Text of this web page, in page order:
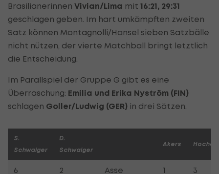
Brasilianerinnen Vivian/Lima mit 16:21, 29:31
geschlagen geben. Im hart umkämpften zweiten
Satz können Montagnolli/Hansel sieben Satzbälle
nicht nützen, der vierte Matchball bringt letztlich
die Entscheidung.
Im Parallspiel der Gruppe G gibt es eine
Überraschung: Emilia und Erika Nyström (FIN)
schlagen Goller/Ludwig (GER) in drei Sätzen.
S.
Schwaiger
D.
Schwaiger
Akers
6 2 Asse 1 3